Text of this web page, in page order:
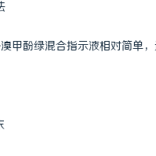
甲酚绿混合指示液相对简单，